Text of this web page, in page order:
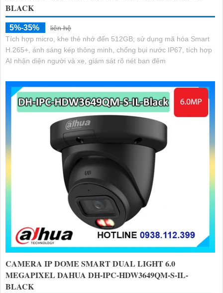
BLACK
5%-35%
liên hệ
Tích hợp micro, khe thẻ nhớ đến 512GB; sử dụng mã hóa Smart
H.265+, ánh sáng kép thông minh, chống bụi nước IP67, tích hợp
AI nhận diện người và xe, giám sát rõ nét ban đêm
CAMERA IP DOME SMART DUAL LIGHT 6.0
MEGAPIXEL DAHUA DH-IPC-HDW3649QM-S-IL-
BLACK